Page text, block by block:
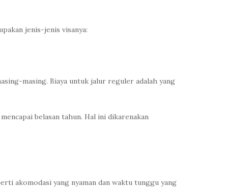
jenis-jenis visanya:
masing. Biaya untuk jalur reguler adalah yang
belasan tahun. Hal ini dikarenakan
akomodasi yang nyaman dan waktu tunggu yang